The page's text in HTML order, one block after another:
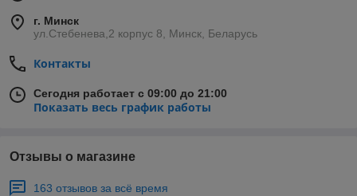
г. Минск
ул.Стебенева,2 корпус 8, Минск, Беларусь
Контакты
Сегодня работает с 09:00 до 21:00
Показать весь график работы
Отзывы о магазине
163 отзывов за всё время